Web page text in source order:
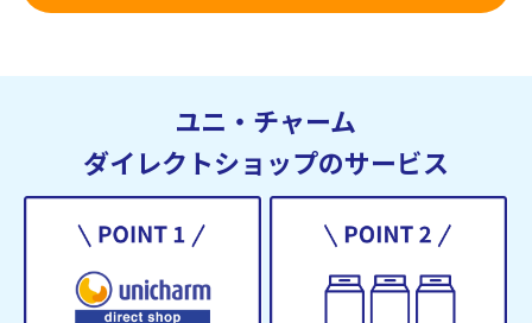
ユニ・チャーム
ダイレクトショップのサービス